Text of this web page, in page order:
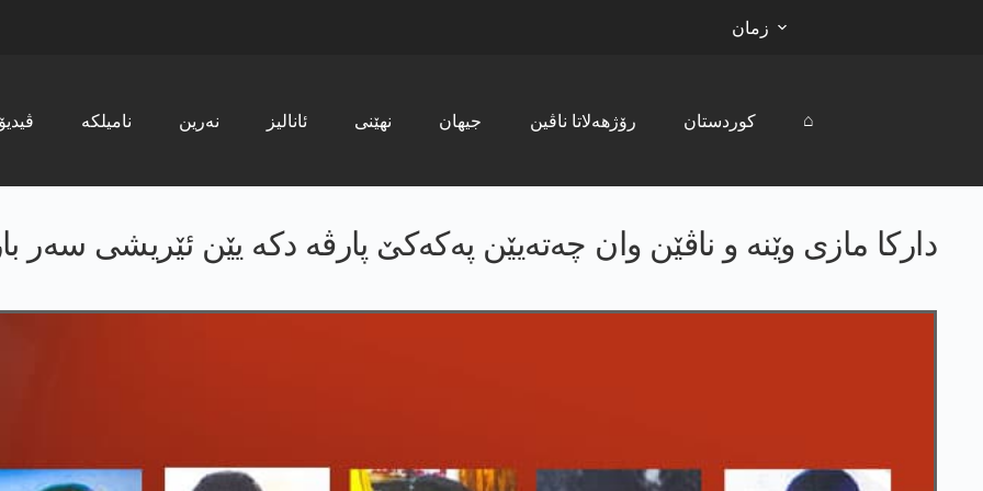
زمان
ڤیدیۆ نامیلکە نەرین ئانالیز نھێنی جیھان رۆژھەلاتا ناڤین کوردستان ⌂
دارکا مازی وێنە و ناڤێن وان چەتەیێن پەکەکێ پارڤە دکە یێن ئێریشی